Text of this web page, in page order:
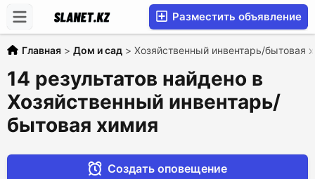
Разместить объявление
Главная > Дом и сад > Хозяйственный инвентарь/бытовая
14 результатов найдено в
Хозяйственный инвентарь/
бытовая химия
Создать оповещение